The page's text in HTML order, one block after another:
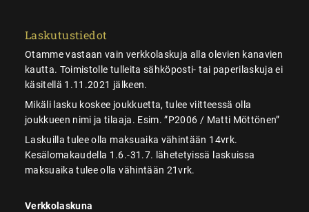
Laskutustiedot
Otamme vastaan vain verkkolaskuja alla olevien kanavien
kautta. Toimistolle tulleita sähköposti- tai paperilaskuja ei
käsitellä 1.11.2021 jälkeen.
Mikäli lasku koskee joukkuetta, tulee viitteessä olla
joukkueen nimi ja tilaaja. Esim. ”P2006 / Matti Möttönen”
Laskuilla tulee olla maksuaika vähintään 14vrk.
Kesälomakaudella 1.6.-31.7. lähetetyissä laskuissa
maksuaika tulee olla vähintään 21vrk.
Verkkolaskuna